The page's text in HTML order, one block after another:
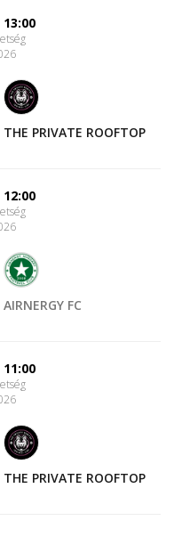
13:00
THE PRIVATE ROOFTOP
12:00
AIRNERGY FC
11:00
THE PRIVATE ROOFTOP